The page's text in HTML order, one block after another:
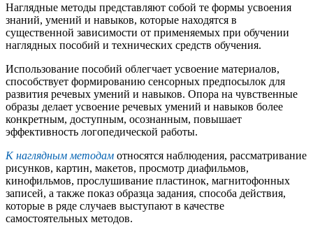
Наглядные методы представляют собой те формы усвоения
знаний, умений и навыков, которые находятся в
существенной зависимости от применяемых при обучении
наглядных пособий и технических средств обучения.
Использование пособий облегчает усвоение материалов,
способствует формированию сенсорных предпосылок для
развития речевых умений и навыков. Опора на чувственные
образы делает усвоение речевых умений и навыков более
конкретным, доступным, осознанным, повышает
эффективность логопедической работы.
К наглядным методам относятся наблюдения, рассматривание
рисунков, картин, макетов, просмотр диафильмов,
кинофильмов, прослушивание пластинок, магнитофонных
записей, а также показ образца задания, способа действия,
которые в ряде случаев выступают в качестве
самостоятельных методов.